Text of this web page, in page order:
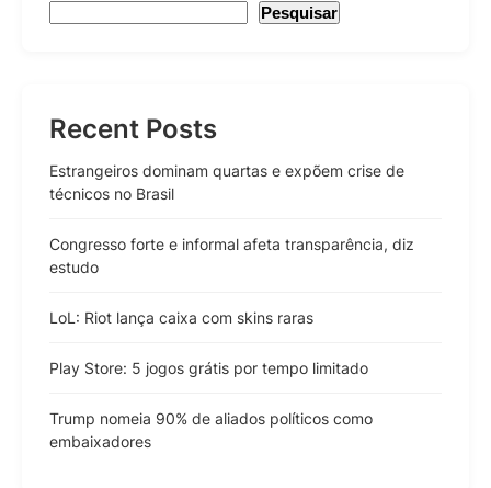
Pesquisar
Recent Posts
Estrangeiros dominam quartas e expõem crise de
técnicos no Brasil
Congresso forte e informal afeta transparência, diz
estudo
LoL: Riot lança caixa com skins raras
Play Store: 5 jogos grátis por tempo limitado
Trump nomeia 90% de aliados políticos como
embaixadores